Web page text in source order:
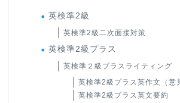
英検準2級
英検準2級二次面接対策
英検準2級プラス
英検準２級プラスライティング
英検準2級プラス英作文（意
英検準2級プラス英文要約